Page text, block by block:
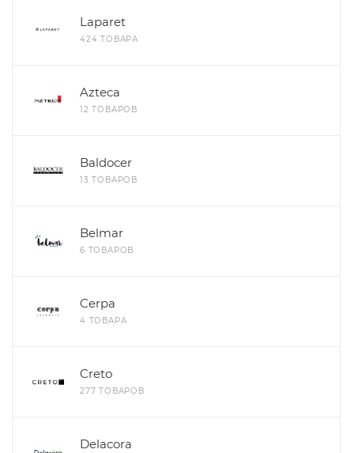
Laparet
424 ТОВАРА
Azteca
12 ТОВАРОВ
Baldocer
13 ТОВАРОВ
Belmar
6 ТОВАРОВ
Cerpa
4 ТОВАРА
Creto
277 ТОВАРОВ
Delacora